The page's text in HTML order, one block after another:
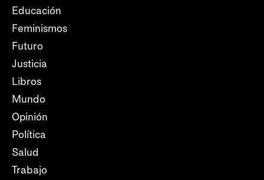
Educación
Feminismos
Futuro
Justicia
Libros
Mundo
Opinión
Política
Salud
Trabajo